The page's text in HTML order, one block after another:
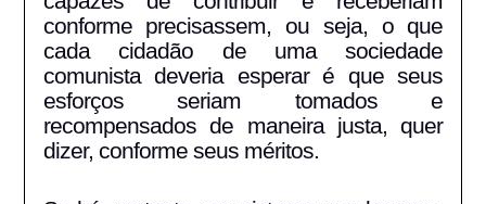
conforme precisassem, ou seja, o que
cada cidadão de uma sociedade
comunista deveria esperar é que seus
esforços seriam tomados e
recompensados de maneira justa, quer
dizer, conforme seus méritos.